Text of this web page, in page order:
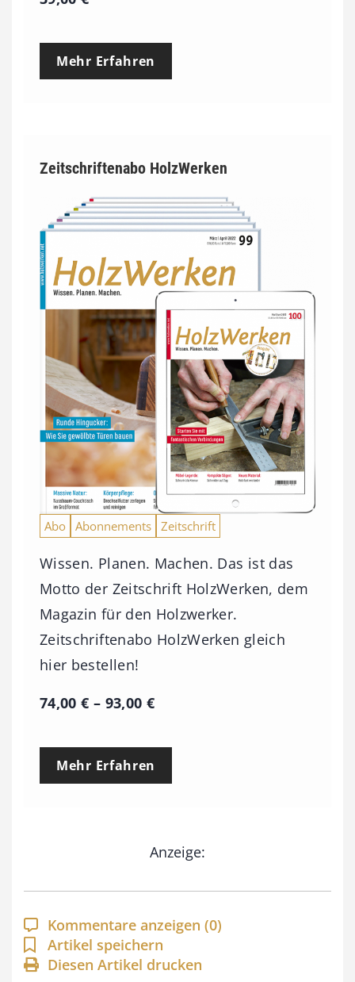
Mehr Erfahren
Zeitschriftenabo HolzWerken
Abo Abonnements Zeitschrift
Wissen. Planen. Machen. Das ist das
Motto der Zeitschrift HolzWerken, dem
Magazin für den Holzwerker.
Zeitschriftenabo HolzWerken gleich
hier bestellen!
74,00€ – 93,00 €P
e
p
n
e
Mehr Erfahren
Anzeige:
Kommentare anzeigen (0)
Artikel speichern
Diesen Artikel drucken